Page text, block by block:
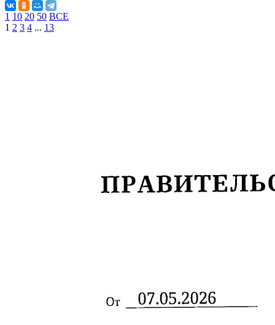
1 10 20 50 ВСЕ
1 2 3 4 ... 13